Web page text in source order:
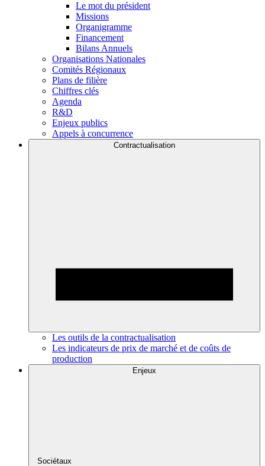
Le mot du président
Missions
Organigramme
Financement
Bilans Annuels
Organisations Nationales
Comités Régionaux
Plans de filière
Chiffres clés
Agenda
R&D
Enjeux publics
Appels à concurrence
Contractualisation
Les outils de la contractualisation
Les indicateurs de prix de marché et de coûts de
production
Enjeux
Sociétaux